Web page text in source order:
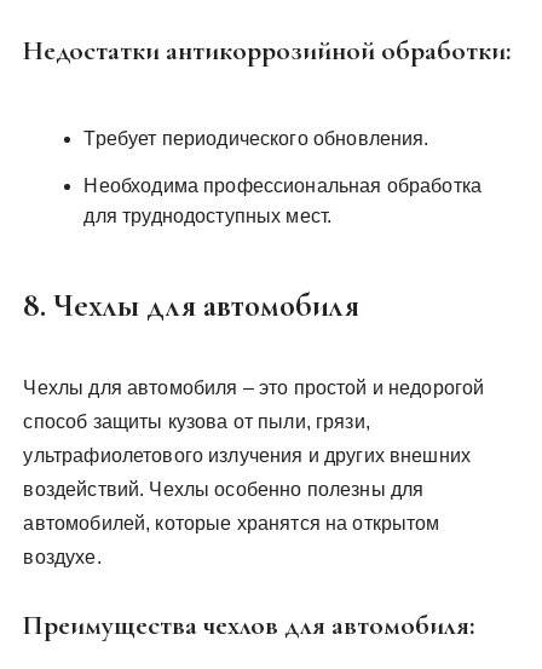
Недостатки антикоррозийной обработки:
Требует периодического обновления.
Необходима профессиональная обработка
для труднодоступных мест.
8. Чехлы для автомобиля
Чехлы для автомобиля – это простой и недорогой
способ защиты кузова от пыли, грязи,
ультрафиолетового излучения и других внешних
воздействий. Чехлы особенно полезны для
автомобилей, которые хранятся на открытом
воздухе.
Преимущества чехлов для автомобиля: